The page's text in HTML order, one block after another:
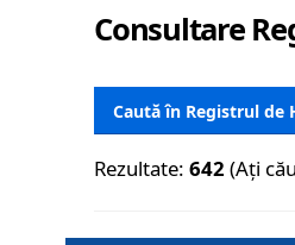
Consultare
Caută în Registrul de
Rezultate:642 (Ați